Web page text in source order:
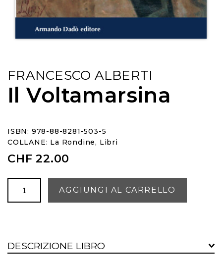
FRANCESCO ALBERTI
Il Voltamarsina
ISBN: 978-88-8281-503-5
COLLANE: La Rondine, Libri
CHF 22.00
Voltamarsina
AGGIUNGI AL CARRELLO
DESCRIZIONE LIBRO